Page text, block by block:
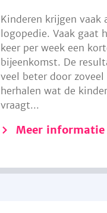
Kinderen krijgen vaak
logopedie. Vaak gaat
keer per week een
bijeenkomst. De
veel beter door
herhalen wat de
vraagt...
Meer informatie